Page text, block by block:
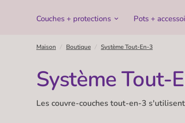
Couches + protections Pots +
Maison / Boutique / Système Tout-En-3
Système Tout-
Les couvre-couches tout-en-3